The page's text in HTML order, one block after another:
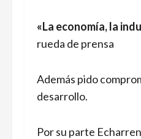
«La economía, la
rueda de prensa
Además pido
desarrollo.
Por su parte